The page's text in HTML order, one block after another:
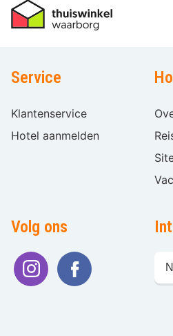
Service
Klantenservice
Hotel aanmelden
Volg ons